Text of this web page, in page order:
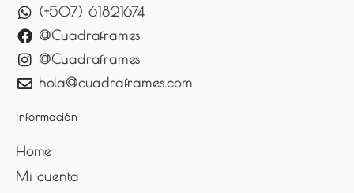
(+507) 61821674
@Cuadraframes
@Cuadraframes
hola@cuadraframes.com
Información
Home
Mi cuenta